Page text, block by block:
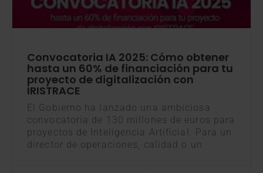
Convocatoria IA 2025: Cómo obtener
hasta un 60% de financiación para tu
proyecto de digitalización con
IRISTRACE
El Gobierno ha lanzado una ambiciosa
convocatoria de 130 millones de euros para
proyectos de Inteligencia Artificial. Para un
director de operaciones, calidad o un